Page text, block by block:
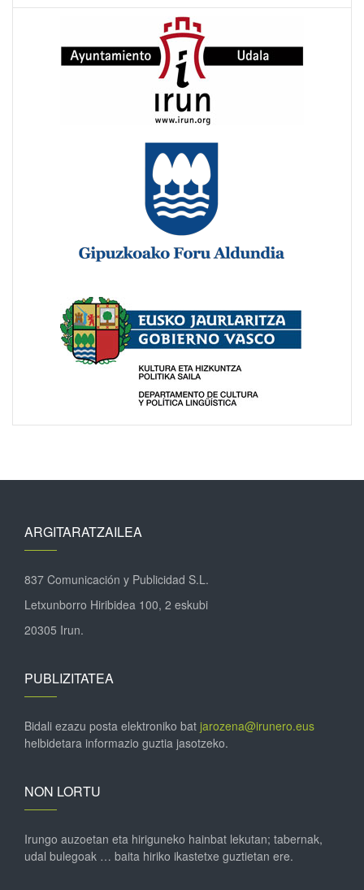
ARGITARATZAILEA
837 Comunicación y Publicidad S.L.
Letxunborro Hiribidea 100, 2 eskubi
20305 Irun.
PUBLIZITATEA
Bidali ezazu posta elektroniko bat jarozena@irunero.eus
helbidetara informazio guztia jasotzeko.
NON LORTU
Irungo auzoetan eta hiriguneko hainbat lekutan; tabernak,
udal bulegoak … baita hiriko ikastetxe guztietan ere.